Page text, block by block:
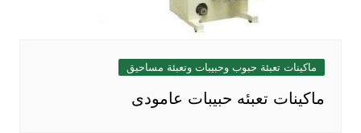
ماكينات تعبئة حبوب وحبيبات وتعبئة مساحيق
ماكينات تعبئه حبيبات عامودى